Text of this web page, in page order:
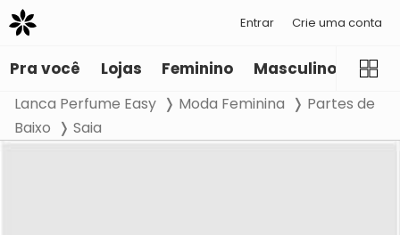
Entrar Crie uma conta
Pra você Lojas Feminino Masculino
Lanca Perfume Easy Moda Feminina
Partes de
Baixo
Saia